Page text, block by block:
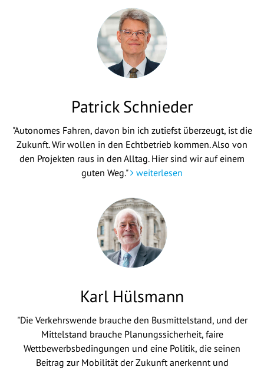
Patrick Schnieder
"Autonomes Fahren, davon bin ich zutiefst überzeugt, ist die
Zukunft. Wir wollen in den Echtbetrieb kommen. Also von
den Projekten raus in den Alltag. Hier sind wir auf einem
guten Weg."
weiterlesen
Karl Hülsmann
"Die Verkehrswende brauche den Busmittelstand, und der
Mittelstand brauche Planungssicherheit, faire
Wettbewerbsbedingungen und eine Politik, die seinen
Beitrag zur Mobilität der Zukunft anerkennt und